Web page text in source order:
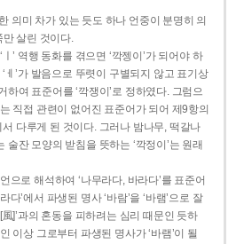
의미 차가 있는 듯도 하나 언중이 분명히 의
만 살린 것이다.
’ 역행 동화를 겪으면 ‘깍젱이’가 되어야 하
‘ㅔ’가 발음으로 뚜렷이 구별되지 않고 표기상
하여 표준어를 ‘깍쟁이’로 정하였다. 그럼으
직접 관련이 없어진 표준어가 되어 제9항의
다루게 된 것이다. 그러나 밤나무, 떡갈나
술잔 모양의 받침을 뜻하는 ‘깍정이’는 원래
으로 해석하여 ‘나무라다, 바라다’를 표준어
다’에서 파생된 명사 ‘바람’을 ‘바램’으로 잘
]’과의 혼동을 피하려는 심리 때문인 듯하
이상 그로부터 파생된 명사가 ‘바램’이 될